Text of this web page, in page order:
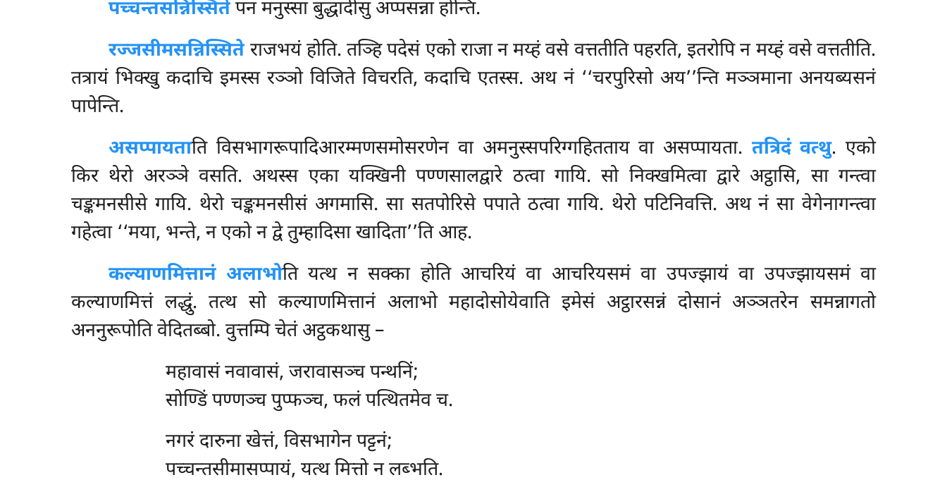
पच्चन्तसन्निस्सिते पन मनुस्सा बुद्धादीसु अप्पसन्ना होन्ति.
रज्जसीमसन्निस्सिते राजभयं होति. तञ्हि पदेसं एको राजा न मय्हं वसे वत्ततीति पहरति, इतरोपि न मय्हं वसे वत्ततीति.
तत्रायं भिक्खु कदाचि इमस्स रञ्ञो विजिते विचरति, कदाचि एतस्स. अथ नं ‘‘चरपुरिसो अय’’न्ति मञ्ञमाना अनयब्यसनं
पापेन्ति.
असप्पायताति विसभागरूपादिआरम्मणसमोसरणेन वा अमनुस्सपरिग्गहितताय वा असप्पायता. तत्रिदं वत्थु. एको
किर थेरो अरञ्ञे वसति. अथस्स एका यक्खिनी पण्णसालद्वारे ठत्वा गायि. सो निक्खमित्वा द्वारे अट्ठासि, सा गन्त्वा
चङ्कमनसीसे गायि. थेरो चङ्कमनसीसं अगमासि. सा सतपोरिसे पपाते ठत्वा गायि. थेरो पटिनिवत्ति. अथ नं सा वेगेनागन्त्वा
गहेत्वा ‘‘मया, भन्ते, न एको न द्वे तुम्हादिसा खादिता’’ति आह.
कल्याणमित्तानं अलाभोति यत्थ न सक्का होति आचरियं वा आचरियसमं वा उपज्झायं वा उपज्झायसमं वा
कल्याणमित्तं लद्धुं. तत्थ सो कल्याणमित्तानं अलाभो महादोसोयेवाति इमेसं अट्ठारसन्नं दोसानं अञ्ञतरेन समन्नागतो
अननुरूपोति वेदितब्बो. वुत्तम्पि चेतं अट्ठकथासु –
महावासं नवावासं, जरावासञ्च पन्थनिं;
सोण्डिं पण्णञ्च पुप्फञ्च, फलं पत्थितमेव च.
नगरं दारुना खेत्तं, विसभागेन पट्टनं;
पच्चन्तसीमासप्पायं, यत्थ मित्तो न लब्भति.